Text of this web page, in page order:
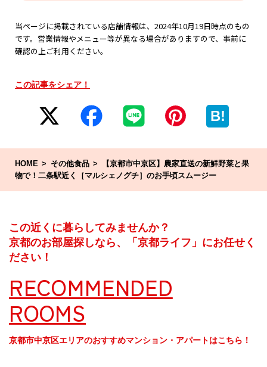
当ページに掲載されている店舗情報は、2024年10月19日時点のもの
です。営業情報やメニュー等が異なる場合がありますので、事前に
確認の上ご利用ください。
この記事をシェア！
B!
HOME その他食品
【京都市中京区】農家直送の新鮮野菜と果
物で！二条駅近く［マルシェノグチ］のお手頃スムージー
この近くに暮らしてみませんか？
京都のお部屋探しなら、「京都ライフ」にお任せく
ださい！
RECOMMENDED
ROOMS
京都市中京区エリアのおすすめマンション・アパートはこちら！